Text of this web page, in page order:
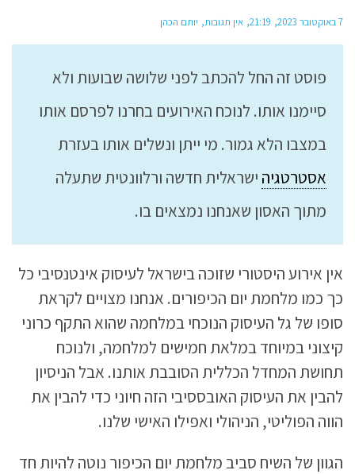
7 באוקטובר 2023 21:19 אין תגובות יותם הכהן
פוסט זה החל להכתב לפני שלושה שבועות ולא
סיימנו אותו. לנוכח האירועים בחרנו לפרסם אותו
במצבו הלא גמור. מי ייתן ונשלים אותו בעזרת
אסטרטגיה ישראלית חדשה ורלוונטית שתעלה
מתוך האסון שאנחנו נמצאים בו.
אין אירוע היסטורי שזוכה בישראל לעיסוק אינטנסיבי כל
כך כמו מלחמת יום הכיפורים. אנחנו מצויים לקראת
סופו של גל העיסוק הנוכחי במלחמה שהוא התקף כרוני
קיצוני במיוחד במלאת חמישים למלחמה, ולנוכח
תחושת המחדל הכללית הסובבת אותנו. אבל הניסיון
להבין את העיסוק האובססיבי הזה חיוני כדי להבין את
הווה הפוליטי, הניהולי ואפילו האישי שלנו.
הגוון של השיח סביב מלחמת יום הכיפור נוטה להיות חד